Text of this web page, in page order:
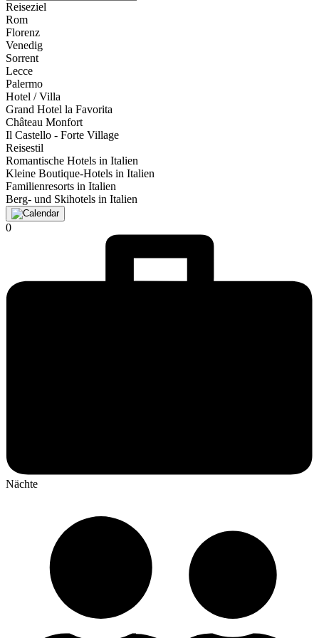
Reiseziel
Rom
Florenz
Venedig
Sorrent
Lecce
Palermo
Hotel / Villa
Grand Hotel la Favorita
Château Monfort
Il Castello - Forte Village
Reisestil
Romantische Hotels in Italien
Kleine Boutique-Hotels in Italien
Familienresorts in Italien
Berg- und Skihotels in Italien
0
Nächte